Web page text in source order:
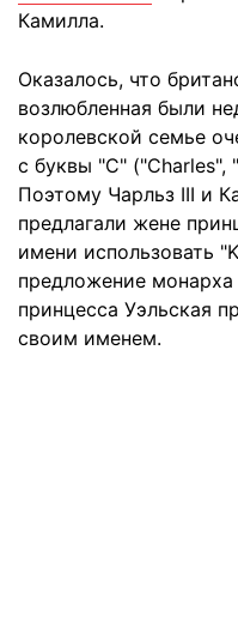
Камилла.
Оказалось, что
возлюбленная были
королевской семье
с буквы "С" ("Charles",
Поэтому Чарльз III и
предлагали жене
имени использовать
предложение
принцесса Уэльская
своим именем.